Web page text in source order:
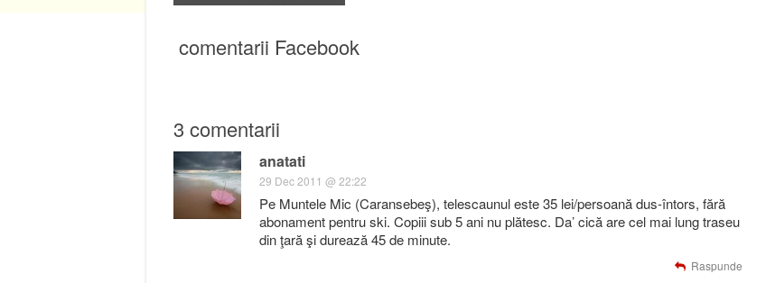
comentarii Facebook
3 comentarii
anatati
29 Dec 2011 @ 22:22
Pe Muntele Mic (Caransebeş), telescaunul este 35 lei/persoană dus-întors, fără
abonament pentru ski. Copiii sub 5 ani nu plătesc. Da’ cică are cel mai lung traseu
din ţară şi durează 45 de minute.
Raspunde